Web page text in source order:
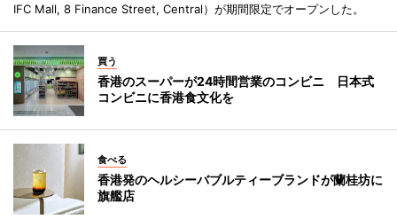
IFC Mall, 8 Finance Street, Central）が期間限定でオープンした。
買う
香港のスーパーが24時間営業のコンビニ 日本式
コンビニに香港食文化を
食べる
香港発のヘルシーバブルティーブランドが蘭桂坊に
旗艦店